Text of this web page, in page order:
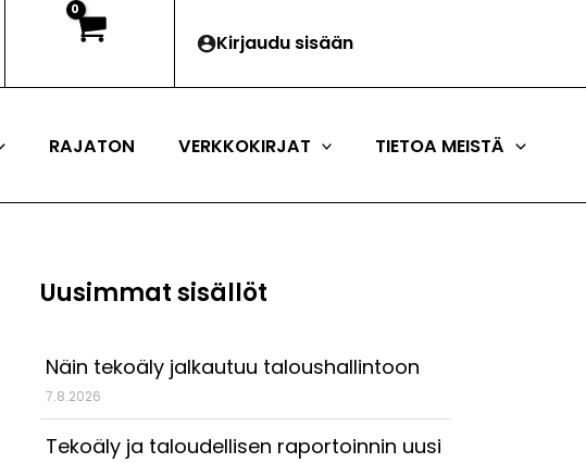
Kirjaudu sisään
RAJATON VERKKOKIRJAT TIETOA MEISTÄ
Uusimmat sisällöt
Näin tekoäly jalkautuu taloushallintoon
7.8.2026
Tekoäly ja taloudellisen raportoinnin uusi